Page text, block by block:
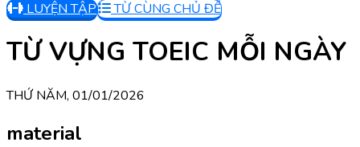
LUYỆN TẬP
TỪ CÙNG CHỦ ĐỀ
TỪ VỰNG TOEIC MỖI NGÀY
THỨ NĂM, 01/01/2026
material